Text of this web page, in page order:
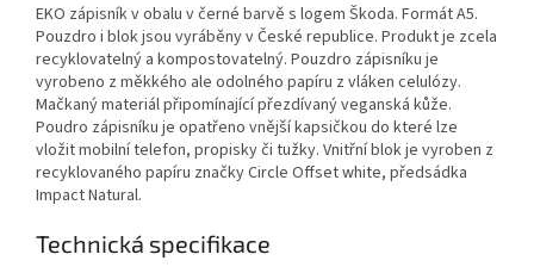
EKO zápisník v obalu v černé barvě s logem Škoda. Formát A5.
Pouzdro i blok jsou vyráběny v České republice. Produkt je zcela
recyklovatelný a kompostovatelný. Pouzdro zápisníku je
vyrobeno z měkkého ale odolného papíru z vláken celulózy.
Mačkaný materiál připomínající přezdívaný veganská kůže.
Poudro zápisníku je opatřeno vnější kapsičkou do které lze
vložit mobilní telefon, propisky či tužky. Vnitřní blok je vyroben z
recyklovaného papíru značky Circle Offset white, předsádka
Impact Natural.
Technická specifikace